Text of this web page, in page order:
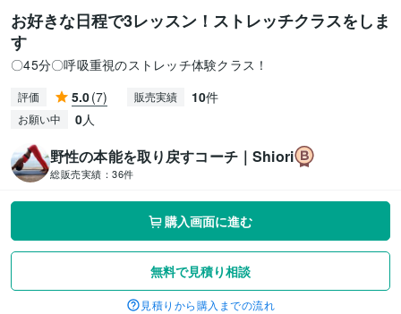
お好きな日程で3レッスン！ストレッチクラスをしま
す
〇45分〇呼吸重視のストレッチ体験クラス！
評価 5.0(7) 販売実績 10件
お願い中 0人
野性の本能を取り戻すコーチ｜Shiori
総販売実績： 36件
購入画面に進む
無料で見積り相談
見積りから購入までの流れ